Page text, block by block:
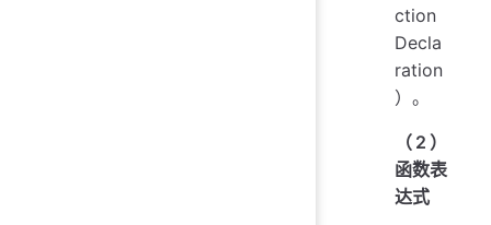
ction
Decla
ration
）。
（2）
函数表
达式